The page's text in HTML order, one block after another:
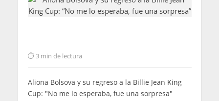
3 min de lectura
Aliona Bolsova y su regreso a la Billie Jean King
Cup: "No me lo esperaba, fue una sorpresa"